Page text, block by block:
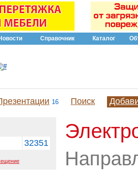
Справочник Каталог
16 Поиск
32351